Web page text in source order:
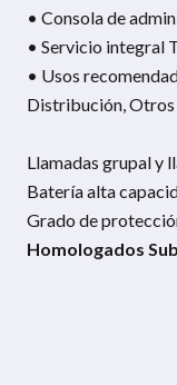
• Consola de
• Servicio integral
• Usos
Distribución, Otros
Llamadas grupal y
Batería alta
Grado de
Homologados